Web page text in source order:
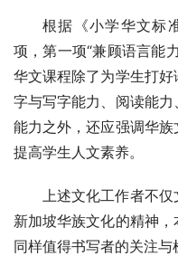
根据《小学华文标
项，第一项“兼顾语言能
华文课程除了为学生打
字与写字能力、阅读能
能力之外，还应强调华
提高学生人文素养。
上述文化工作者不
新加坡华族文化的精神，
同样值得书写者的关注与